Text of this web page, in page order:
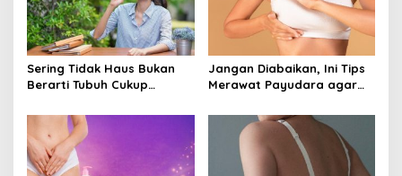
Sering Tidak Haus Bukan
Berarti Tubuh Cukup
Dehidrasi Ringan
Jangan Diabaikan, Ini Tips
Merawat Payudara agar
dari Risiko Penyakit